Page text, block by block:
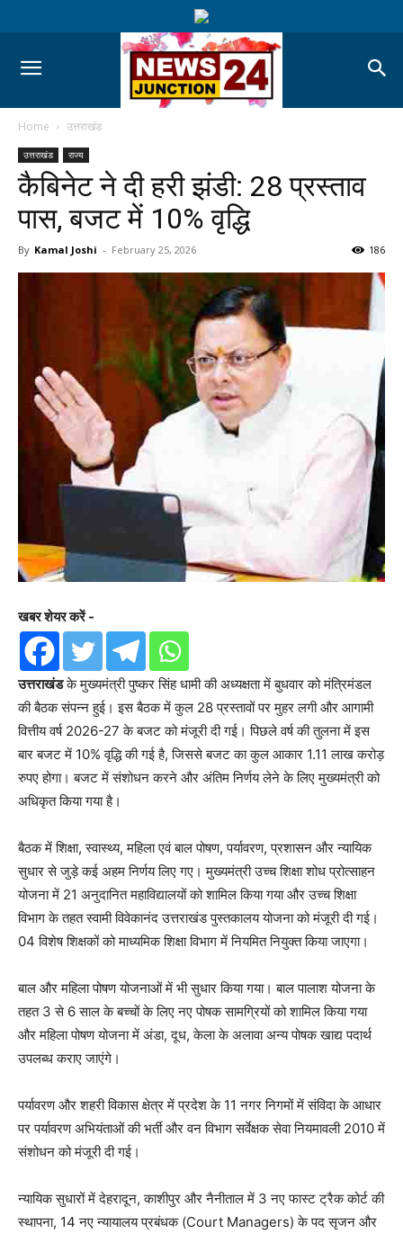
Home उत्तराखंड
उत्तराखंड राज्य
कैबिनेट ने दी हरी झंडी: 28 प्रस्ताव
पास, बजट में 10% वृद्धि
By Kamal Joshi - February 25, 2026 186
खबर शेयर करें -
उत्तराखंडके मुख्यमंत्री पुष्कर सिंह धामी की अध्यक्षता में बुधवार को मंत्रिमंडल
की बैठक संपन्न हुई। इस बैठक में कुल 28 प्रस्तावों पर मुहर लगी और आगामी
वित्तीय वर्ष 2026-27 के बजट को मंजूरी दी गई। पिछले वर्ष की तुलना में इस
बार बजट में 10% वृद्धि की गई है, जिससे बजट का कुल आकार 1.11 लाख करोड़
रुपए होगा। बजट में संशोधन करने और अंतिम निर्णय लेने के लिए मुख्यमंत्री को
अधिकृत किया गया है।
बैठक में शिक्षा, स्वास्थ्य, महिला एवं बाल पोषण, पर्यावरण, प्रशासन और न्यायिक
सुधार से जुड़े कई अहम निर्णय लिए गए। मुख्यमंत्री उच्च शिक्षा शोध प्रोत्साहन
योजना में 21 अनुदानित महाविद्यालयों को शामिल किया गया और उच्च शिक्षा
विभाग के तहत स्वामी विवेकानंद उत्तराखंड पुस्तकालय योजना को मंजूरी दी गई।
04 विशेष शिक्षकों को माध्यमिक शिक्षा विभाग में नियमित नियुक्त किया जाएगा।
बाल और महिला पोषण योजनाओं में भी सुधार किया गया। बाल पालाश योजना के
तहत 3 से 6 साल के बच्चों के लिए नए पोषक सामग्रियों को शामिल किया गया
और महिला पोषण योजना में अंडा, दूध, केला के अलावा अन्य पोषक खाद्य पदार्थ
उपलब्ध कराए जाएंगे।
पर्यावरण और शहरी विकास क्षेत्र में प्रदेश के 11 नगर निगमों में संविदा के आधार
पर पर्यावरण अभियंताओं की भर्ती और वन विभाग सर्वेक्षक सेवा नियमावली 2010 में
संशोधन को मंजूरी दी गई।
न्यायिक सुधारों में देहरादून, काशीपुर और नैनीताल में 3 नए फास्ट ट्रैक कोर्ट की
स्थापना, 14 नए न्यायालय प्रबंधक (Court Managers) के पद सृजन और